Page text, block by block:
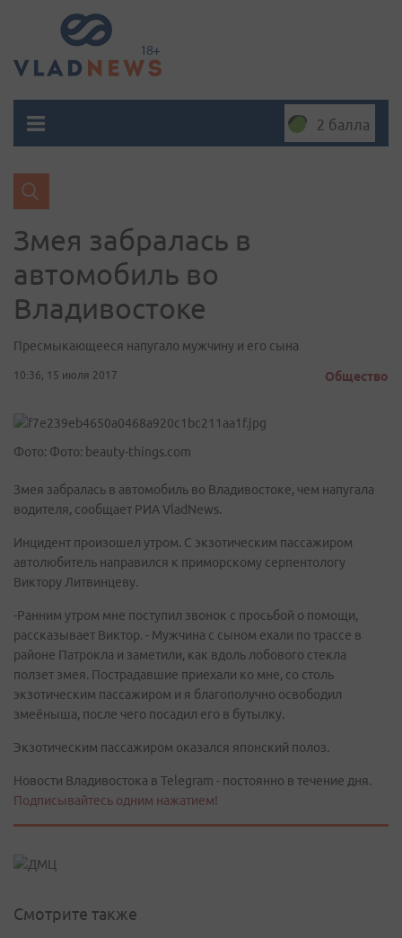
2 балла
Змея забралась в
автомобиль во
Владивостоке
Пресмыкающееся напугало мужчину и его сына
10:36, 15 июля 2017 Общество
Фото: Фото: beauty-things.com
Змея забралась в автомобиль во Владивостоке, чем напугала
водителя, сообщает РИА VladNews.
Инцидент произошел утром. С экзотическим пассажиром
автолюбитель направился к приморскому серпентологу
Виктору Литвинцеву.
-Ранним утром мне поступил звонок с просьбой о помощи,
рассказывает Виктор. - Мужчина с сыном ехали по трассе в
районе Патрокла и заметили, как вдоль лобового стекла
ползет змея. Пострадавшие приехали ко мне, со столь
экзотическим пассажиром и я благополучно освободил
змеёныша, после чего посадил его в бутылку.
Экзотическим пассажиром оказался японский полоз.
Новости Владивостока в Telegram - постоянно в течение дня.
Подписывайтесь одним нажатием!
Смотрите также